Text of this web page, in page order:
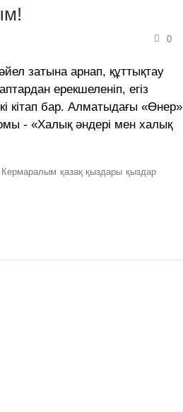
0
затына арнап, құттықтау
ерекшеленіп, егіз
кітап бар. Алматыдағы «Өнер»
- «Халық әндері мен халық
Кермаралым қазақ қыздары қыздар